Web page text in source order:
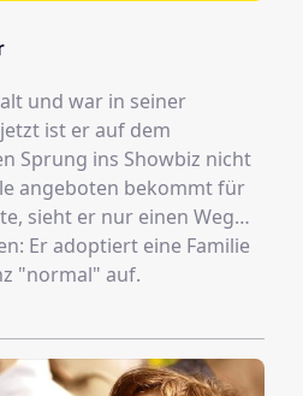
und war in seiner
ist er auf dem
Sprung ins Showbiz nicht
angeboten bekommt für
sieht er nur einen Weg
Er adoptiert eine Familie
"normal" auf.